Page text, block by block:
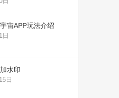
宙APP玩法介绍
日
水印
日